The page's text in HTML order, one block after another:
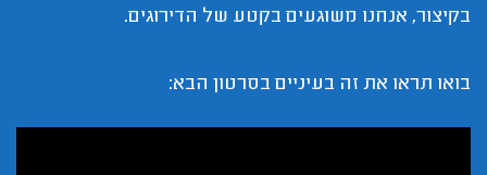
בקיצור, אנחנו משוגעים בקטע של הדירוגים.
בואו תראו את זה בעיניים בסרטון הבא: